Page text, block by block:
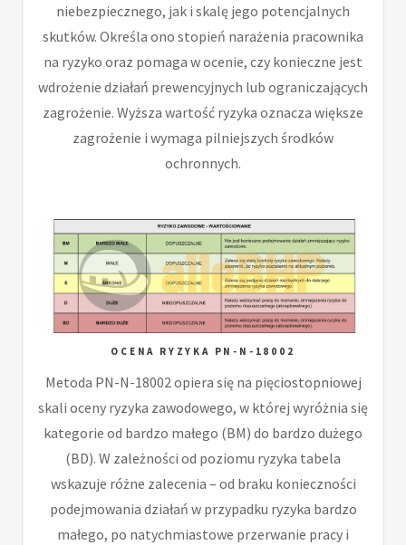
niebezpiecznego, jak i skalę jego potencjalnych
skutków. Określa ono stopień narażenia pracownika
na ryzyko oraz pomaga w ocenie, czy konieczne jest
wdrożenie działań prewencyjnych lub ograniczających
zagrożenie. Wyższa wartość ryzyka oznacza większe
zagrożenie i wymaga pilniejszych środków
ochronnych.
OCENA RYZYKA PN-N-18002
Metoda PN-N-18002 opiera się na pięciostopniowej
skali oceny ryzyka zawodowego, w której wyróżnia się
kategorie od bardzo małego (BM) do bardzo dużego
(BD). W zależności od poziomu ryzyka tabela
wskazuje różne zalecenia – od braku konieczności
podejmowania działań w przypadku ryzyka bardzo
małego, po natychmiastowe przerwanie pracy i